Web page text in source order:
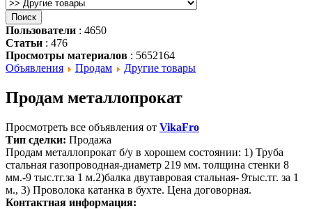
Пользователи : 4650
Статьи : 476
Просмотры материалов : 5652164
Объявления
Продам Другие товары
Продам металлопрокат
Просмотреть все объявления от VikaFro
Тип сделки: Продажа
Продам металлопрокат б/у в хорошем состоянии: 1) Труба
стальная газопроводная-диаметр 219 мм. толщина стенки 8
мм.-9 тыс.тг.за 1 м.2)балка двутавровая стальная- 9тыс.тг. за 1
м., 3) Проволока катанка в бухте. Цена договорная.
Контактная информация: